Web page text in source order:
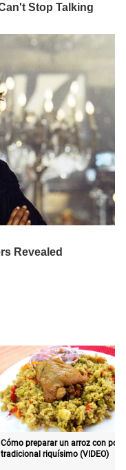
Cómo preparar un arroz con pollo
tradicional riquísimo (VIDEO)